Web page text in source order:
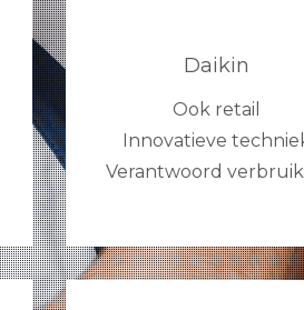
Daikin
Ook retail
Innovatieve
Verantwoord